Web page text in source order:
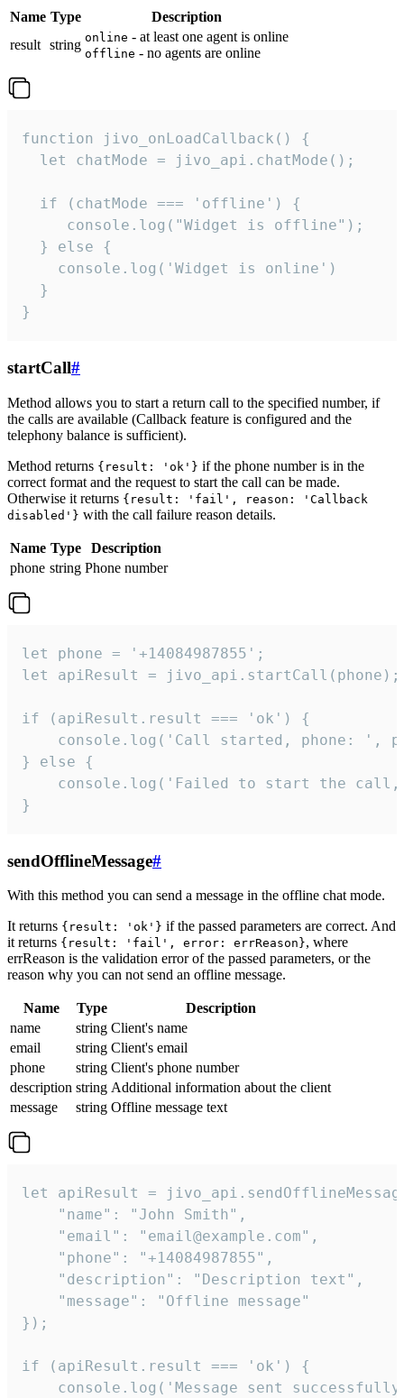
Name Type
Description
result string online - at least one agent is online
offline - no agents are online
function jivo_onLoadCallback() {
  let chatMode = jivo_api.chatMode();
  if (chatMode === 'offline') {
     console.log("Widget is offline");
  } else {
    console.log('Widget is online')
  }
}
startCall#
Method allows you to start a return call to the specified number, if
the calls are available (Callback feature is configured and the
telephony balance is sufficient).
Method returns {result: 'ok'} if the phone number is in the
correct format and the request to start the call can be made.
Otherwise it returns {result: 'fail', reason: 'Callback
disabled'} with the call failure reason details.
Name Type
Description
phone string Phone number
let phone = '+14084987855';
let apiResult = jivo_api.startCall(phone);
if (apiResult.result === 'ok') {
console.log('Call started, phone: ',
} else {
console.log('Failed to start the
}
sendOfflineMessage#
With this method you can send a message in the offline chat mode.
It returns {result: 'ok'} if the passed parameters are correct. And
it returns {result: 'fail', error: errReason}, where
errReason is the validation error of the passed parameters, or the
reason why you can not send an offline message.
Name Type
Description
name
string Client's name
email
string Client's email
phone
string Client's phone number
description string Additional information about the client
message
string Offline message text
let apiResult =
    "name": "John Smith",
    "email": "email@example.com",
    "phone": "+14084987855",
    "description": "Description text",
    "message": "Offline message"
});
if (apiResult.result === 'ok') {
console.log('Message sent